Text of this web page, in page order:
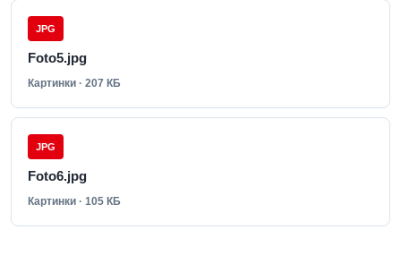
JPG
Foto5.jpg
Картинки · 207 КБ
JPG
Foto6.jpg
Картинки · 105 КБ